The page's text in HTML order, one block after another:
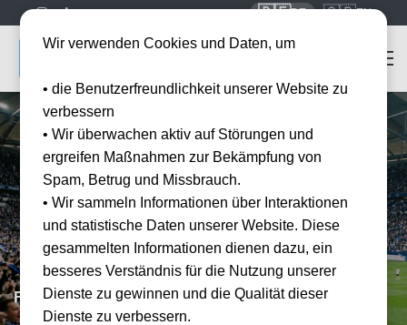
🇩🇪DE 🇬🇧EN
FC Schalke 04 vs SV Werder Bremen
Wir verwenden Cookies und Daten, um
• die Benutzerfreundlichkeit unserer Website zu
verbessern
• Wir überwachen aktiv auf Störungen und
ergreifen Maßnahmen zur Bekämpfung von
Spam, Betrug und Missbrauch.
• Wir sammeln Informationen über Interaktionen
und statistische Daten unserer Website. Diese
gesammelten Informationen dienen dazu, ein
besseres Verständnis für die Nutzung unserer
Dienste zu gewinnen und die Qualität dieser
Dienste zu verbessern.